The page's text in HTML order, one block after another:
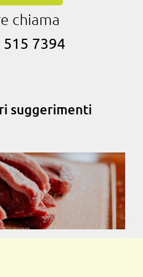
chiama
515 7394
suggerimenti